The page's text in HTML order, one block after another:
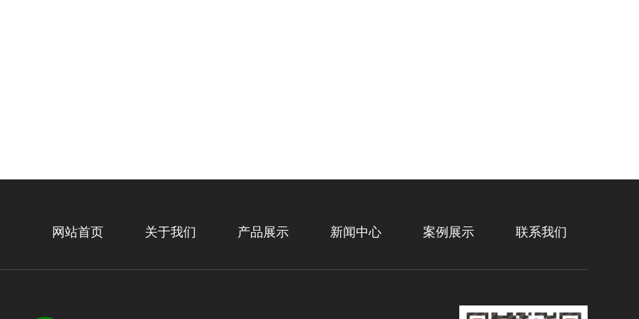
网站首页 关于我们 产品展示 新闻中心 案例展示 联系我们